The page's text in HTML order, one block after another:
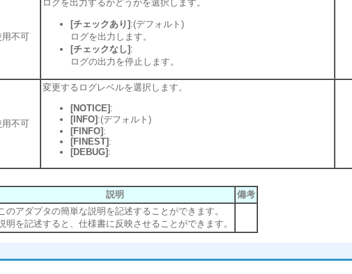
用不可
ログを出力するかどうかを選択します。
[チェックあり] :(デフォルト)
ログを出力します。
[チェックなし] :
ログの出力を停止します。
用不可
変更するログレベルを選択します。
[NOTICE] :
[INFO] :(デフォルト)
[FINFO] :
[FINEST] :
[DEBUG] :
説明 備考
のアダプタの簡単な説明を記述することができます。
明を記述すると、仕様書に反映させることができます。